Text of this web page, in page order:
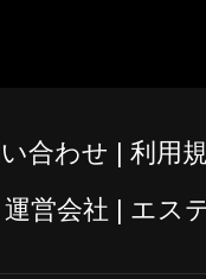
合わせ
利用
運営会社 エス